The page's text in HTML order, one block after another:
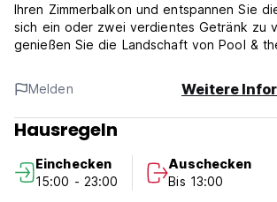
Ihren Zimmerbalkon und entspannen Sie
sich ein oder zwei verdientes Getränk zu
genießen Sie die Landschaft von Pool &
Es gibt auch ein Tauchzentrum, in dem Sie
Aktivitäten erfüllen können (Tauchen,
... ETC) (Auto-translated from original
Melden Weitere
Hausregeln
Einchecken
15:00 - 23:00
Auschecken
Bis 13:00